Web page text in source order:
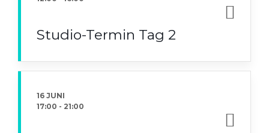
Studio-Termin Tag 2
16 JUNI
17:00 - 21:00